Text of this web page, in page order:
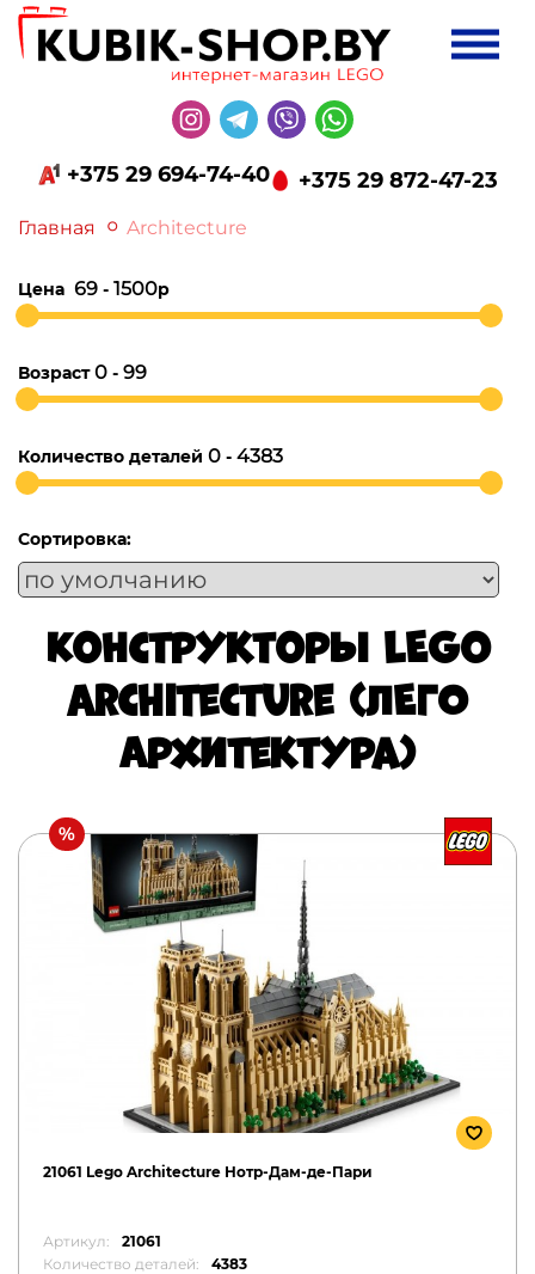
+375 29 694-74-40 +375 29 872-47-23
Главная Architecture
Цена 69 - 1500р
Возраст0 - 99
Количество деталей 0 - 4383
Сортировка:
Конструкторы LEGO
Architecture (ЛЕГО
Архитектура)
21061 Lego Architecture Нотр-Дам-де-Пари
Артикул:
21061
Количество деталей:
4383